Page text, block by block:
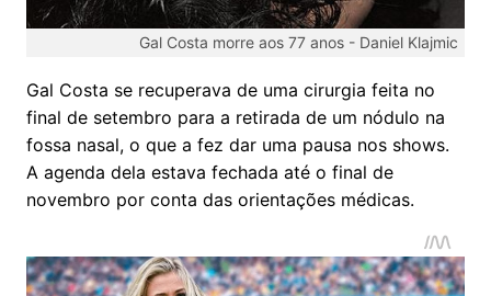
Gal Costa morre aos 77 anos - Daniel Klajmic
Gal Costa se recuperava de uma cirurgia feita no
final de setembro para a retirada de um nódulo na
fossa nasal, o que a fez dar uma pausa nos shows.
A agenda dela estava fechada até o final de
novembro por conta das orientações médicas.